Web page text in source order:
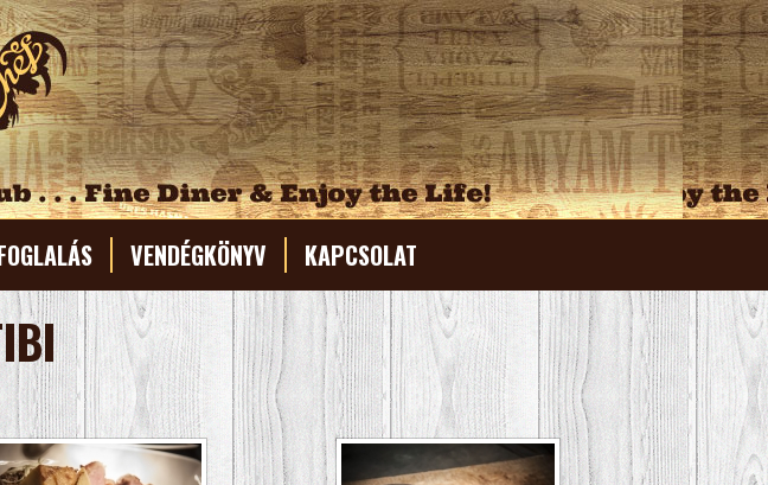
VENDÉGKÖNYV KAPCSOLAT